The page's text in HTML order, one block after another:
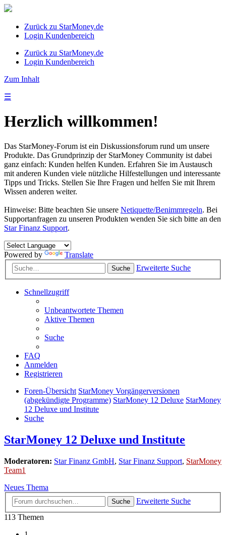
Zurück zu StarMoney.de
Login Kundenbereich
Zurück zu StarMoney.de
Login Kundenbereich
Zum Inhalt
☰
Herzlich willkommen!
Das StarMoney-Forum ist ein Diskussionsforum rund um unsere
Produkte. Das Grundprinzip der StarMoney Community ist dabei
ganz einfach: Kunden helfen Kunden. Erfahren Sie im Austausch
mit anderen Kunden viele nützliche Hilfestellungen und interessante
Tipps und Tricks. Stellen Sie Ihre Fragen und helfen Sie mit Ihrem
Wissen anderen weiter.
Hinweise: Bitte beachten Sie unsere Netiquette/Benimmregeln. Bei
Supportanfragen zu unseren Produkten wenden Sie sich bitte an den
Star Finanz Support.
Powered by Translate
Suche Erweiterte Suche
Schnellzugriff
Unbeantwortete Themen
Aktive Themen
Suche
FAQ
Anmelden
Registrieren
Foren-Übersicht StarMoney Vorgängerversionen
(abgekündigte Programme) StarMoney 12 Deluxe StarMoney
12 Deluxe und Institute
Suche
StarMoney 12 Deluxe und Institute
Moderatoren: Star Finanz GmbH, Star Finanz Support, StarMoney
Team1
Neues Thema
Suche
Erweiterte Suche
113 Themen